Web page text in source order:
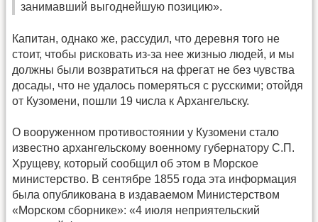
занимавший выгоднейшую позицию».
Капитан, однако же, рассудил, что деревня того не
стоит, чтобы рисковать из-за нее жизнью людей, и мы
должны были возвратиться на фрегат не без чувства
досады, что не удалось померяться с русскими; отойдя
от Кузомени, пошли 19 числа к Архангельску.
О вооруженном противостоянии у Кузомени стало
известно архангельскому военному губернатору С.П.
Хрущеву, который сообщил об этом в Морское
министерство. В сентябре 1855 года эта информация
была опубликована в издаваемом Министерством
«Морском сборнике»: «4 июля неприятельский